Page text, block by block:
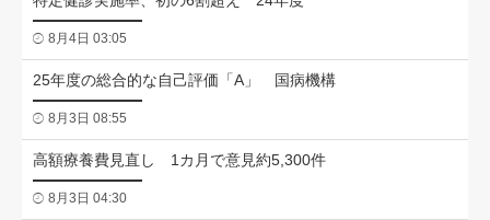
8月4日 03:05
25年度の総合的な自己評価「A」 国病機構
8月3日 08:55
高額療養費見直し 1カ月で意見約5,300件
8月3日 04:30